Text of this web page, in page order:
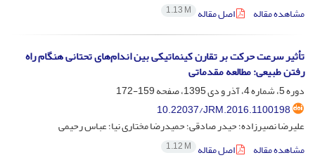
مشاهده مقاله
اصل مقاله 1.13 M
تأثیر سرعت حرکت بر تقارن کینماتیکی بین اندام‌های تحتانی هنگام راه
رفتن طبیعی: مطالعه مقدماتی
دوره 5، شماره 4، آذر و دی 1395، صفحه
159-172
10.22037/JRM.2016.1100198
علیرضا نصیرزاده؛ حیدر صادقی؛ حمیدرضا مختاری نیا؛ عباس رحیمی
مشاهده مقاله
اصل مقاله 1.12 M